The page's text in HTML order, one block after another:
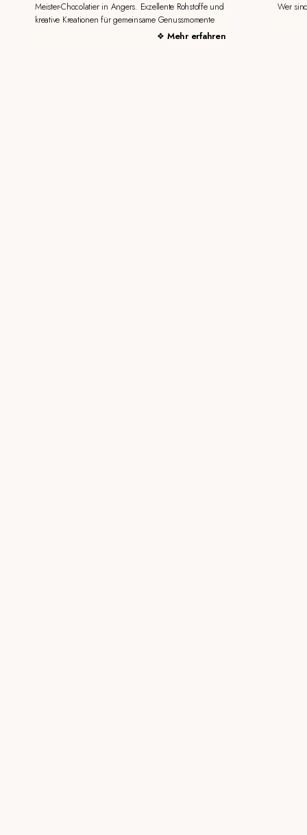
Meister-Chocolatier in Angers. Exzellente Rohstoffe und
kreative Kreationen für gemeinsame Genussmomente
Mehr erfahren
Wer